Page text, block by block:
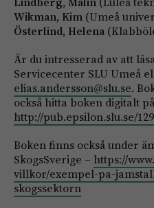
Wikman, Kim (Umeå
Österlind, Helena
Är du intresserad av att
Servicecenter SLU Umeå
elias.andersson@slu.se.
också hitta boken digitalt på
http://pub.epsilon.slu.se/
Boken finns också under
SkogsSverige – https://
villkor/exempel-pa-
skogssektorn